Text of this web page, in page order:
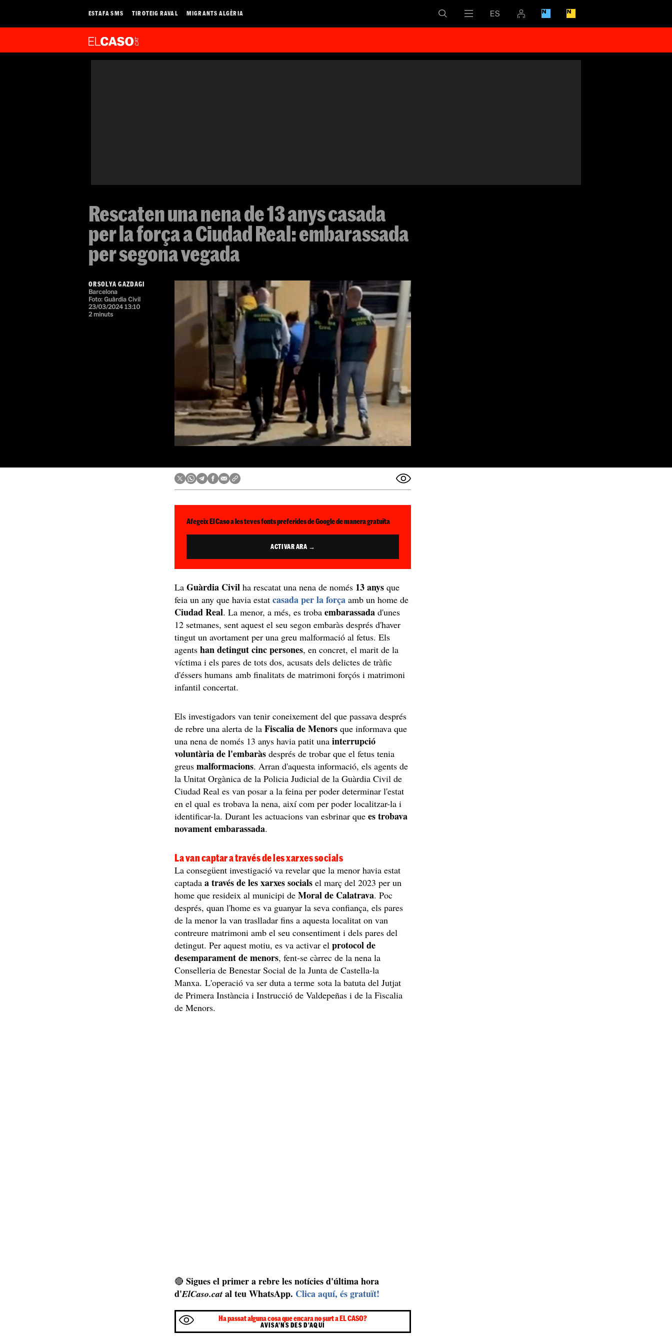
ESTAFA SMS TIROTEIG RAVAL MIGRANTS ALGÈRIA
Rescaten una nena de 13 anys casada
per la força a Ciudad Real: embarassada
per segona vegada
ORSOLYA GAZDAGI
Barcelona
Foto: Guàrdia Civil
23/03/2024 13:10
2 minuts
Afegeix El Caso a les teves fonts preferides de Google de manera gratuïta
ACTIVAR ARA →
LaGuàrdia Civil ha rescatat una nena de només 13 anysque
feia un any que havia estatcasada per la força amb un home de
Ciudad Real. La menor, a més, es trobaembarassada d'unes
12 setmanes, sent aquest el seu segon embaràs després d'haver
tingut un avortament per una greu malformació al fetus. Els
agentshan detingut cinc persones, en concret, el marit de la
víctima i els pares de tots dos, acusats dels delictes de tràfic
d'éssers humans amb finalitats de matrimoni forçós i matrimoni
infantil concertat.
Els investigadors van tenir coneixement del que passava després
de rebre una alerta de la Fiscalia de Menors que informava que
una nena de només 13 anys havia patit una interrupció
voluntària de l'embaràs després de trobar que el fetus tenia
greusmalformacions. Arran d'aquesta informació, els agents de
la Unitat Orgànica de la Policia Judicial de la Guàrdia Civil de
Ciudad Real es van posar a la feina per poder determinar l'estat
en el qual es trobava la nena, així com per poder localitzar-la i
identificar-la. Durant les actuacions van esbrinar quees trobava
novament embarassada.
La van captar a través de les xarxes socials
La consegüent investigació va revelar que la menor havia estat
captadaa través de les xarxes socialsel març del 2023 per un
home que resideix al municipi deMoral de Calatrava. Poc
després, quan l'home es va guanyar la seva confiança, els pares
de la menor la van traslladar fins a aquesta localitat on van
contreure matrimoni amb el seu consentiment i dels pares del
detingut. Per aquest motiu, es va activar elprotocol de
desemparament de menors, fent-se càrrec de la nena la
Conselleria de Benestar Social de la Junta de Castella-la
Manxa. L'operació va ser duta a terme sota la batuta del Jutjat
de Primera Instància i Instrucció de Valdepeñas i de la Fiscalia
de Menors.
🔴Sigues el primer a rebre les notícies d'última hora
d'ElCaso.cat al teu WhatsApp. Clica aquí, és gratuït!
Ha passat alguna cosa que encara no surt a EL CASO?
AVISA'NS DES D'AQUÍ